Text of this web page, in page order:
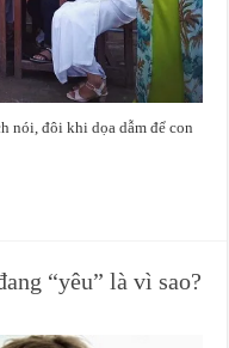
nói, đôi khi dọa dẫm để con
“yêu” là vì sao?